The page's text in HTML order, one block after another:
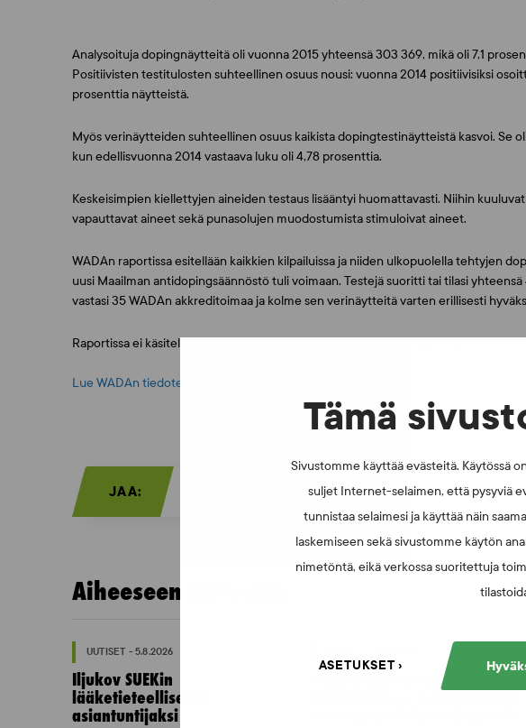
Tämä
Sivustomme käyttää evästeitä. Käytössä
suljet Internet-selaimen, että pysyviä
tunnistaa selaimesi ja käyttää näin
laskemiseen sekä sivustomme käytön
nimetöntä, eikä verkossa suoritettuja
ASETUKSET
Analysoituja dopingnäytteitä oli vuonna 2015 yhteensä 303 369, mikä oli 7,1
Positiivisten testitulosten suhteellinen osuus nousi: vuonna 2014 positiivisiksi
prosenttia näytteistä.
Myös verinäytteiden suhteellinen osuus kaikista dopingtestinäytteistä kasvoi. Se
kun edellisvuonna 2014 vastaava luku oli 4,78 prosenttia.
Keskeisimpien kiellettyjen aineiden testaus lisääntyi huomattavasti. Niihin
vapauttavat aineet sekä punasolujen muodostumista stimuloivat aineet.
WADAn raportissa esitellään kaikkien kilpailuissa ja niiden ulkopuolella tehtyjen
uusi Maailman antidopingsäännöstö tuli voimaan. Testejä suoritti tai tilasi
vastasi 35 WADAn akkreditoimaa ja kolme sen verinäytteitä varten erillisesti
Raportissa ei käsitellä dopingrikkomuksia, joista WADA laatii erillisen raportin.
Lue WADAn tiedote
JAA:
Aiheeseen liittyvää:
UUTISET - 5.8.2026
Iljukov SUEKin
lääketieteelliseksi
asiantuntijaksi
Dopingrikkomuspäätösten
julkistaminen: kysymyksiä ja